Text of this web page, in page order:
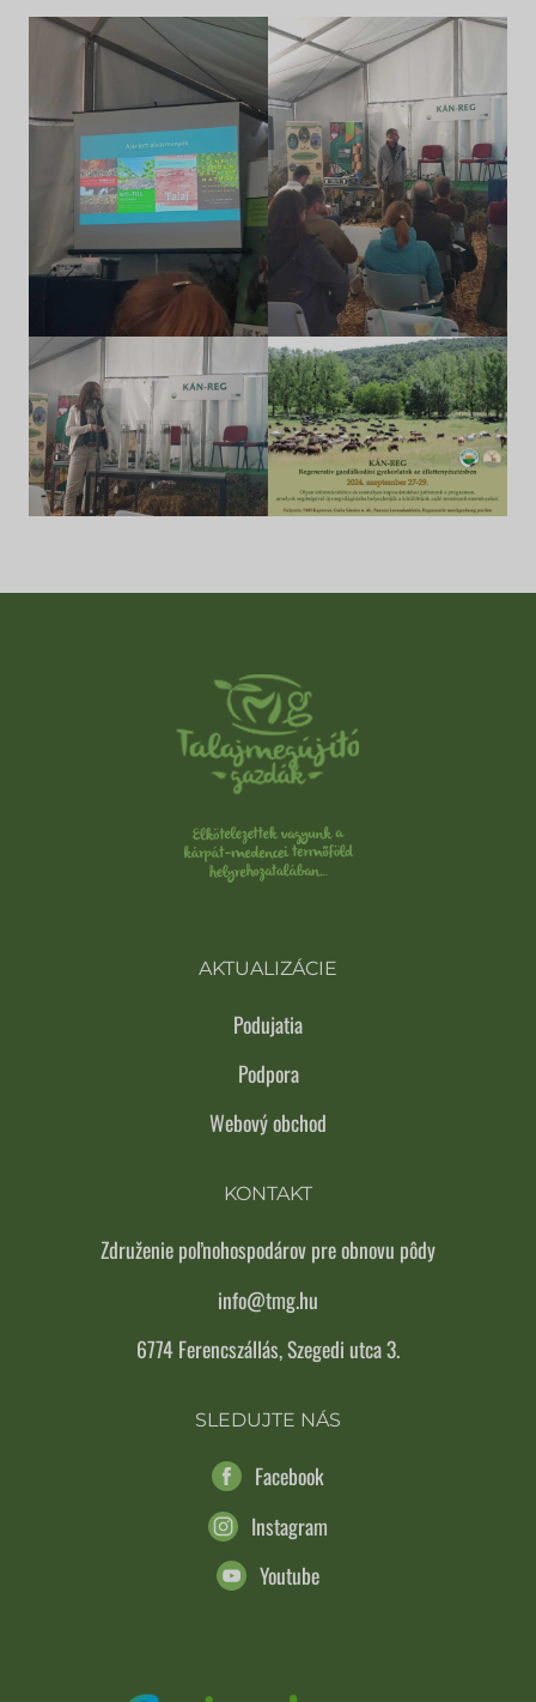
AKTUALIZÁCIE
Podujatia
Podpora
Webový obchod
KONTAKT
Združenie poľnohospodárov pre obnovu pôdy
info@tmg.hu
6774 Ferencszállás, Szegedi utca 3.
SLEDUJTE NÁS
Facebook
Instagram
Youtube